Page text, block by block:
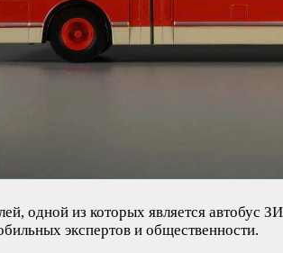
одной из которых является
экспертов и общественности.